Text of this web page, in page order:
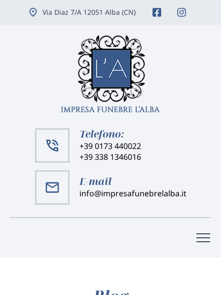
Via Diaz 7/A 12051 Alba (CN)
Telefono:
+39 0173 440022
+39 338 1346016
E-mail
info@impresafunebrelalba.it